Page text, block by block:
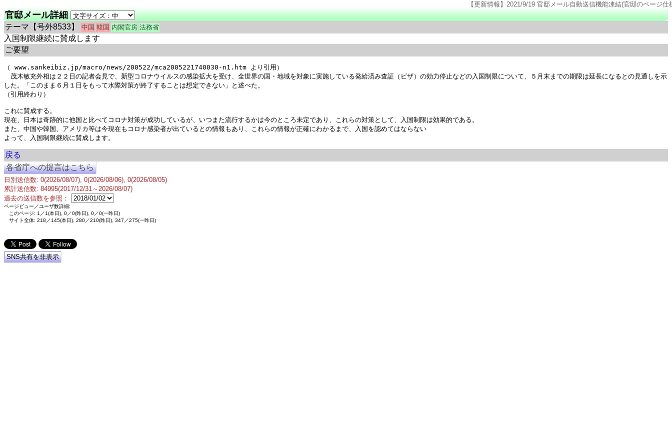
官邸メール詳細
テーマ 【号外8533】 中国 韓国 内閣官房 法務省
入国制限継続に賛成します
ご要望
（ www.sankeibiz.jp/macro/news/200522/mca2005221740030-n1.htm より引用）
茂木敏充外相は２２日の記者会見で、新型コロナウイルスの感染拡大を受け、全世界の国・地域を対象に実施している発給済み査証（ビザ）の効力停止などの入国制限について、５月末までの期限は延長になるとの見通しを示
した。「このまま６月１日をもって水際対策が終了することは想定できない」と述べた。
（引用終わり）
これに賛成する。
現在、日本は奇跡的に他国と比べてコロナ対策が成功しているが、いつまた流行するかは今のところ未定であり、これらの対策として、入国制限は効果的である。
また、中国や韓国、アメリカ等は今現在もコロナ感染者が出ているとの情報もあり、これらの情報が正確にわかるまで、入国を認めてはならない
戻る
各省庁への提言はこちら
日別送信数: 0(2026/08/07), 0(2026/08/06), 0(2026/08/05)
累計送信数: 84995(2017/12/31～2026/08/07)
過去の送信数を参照：
【更新情報】2021/9/19 官邸メール自動送信機能凍結(官邸のページ仕
ページビュー／ユーザ数詳細:
このページ: 1／1(本日), 0／0(昨日), 0／0(一昨日)
サイト全体: 218／145(本日), 280／210(昨日), 347／275(一昨日)